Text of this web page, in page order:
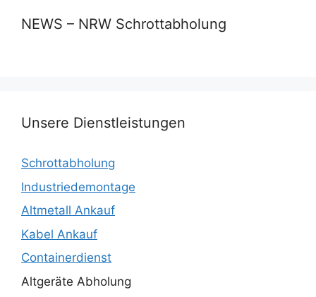
NEWS – NRW Schrottabholung
Unsere Dienstleistungen
Schrottabholung
Industriedemontage
Altmetall Ankauf
Kabel Ankauf
Containerdienst
Altgeräte Abholung